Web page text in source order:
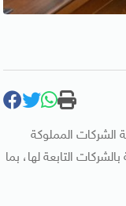
الشركات المملوكة
التابعة لها، بما